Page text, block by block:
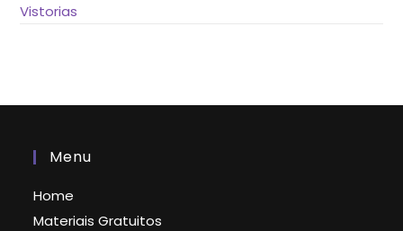
Vistorias
Menu
Home
Materiais Gratuitos